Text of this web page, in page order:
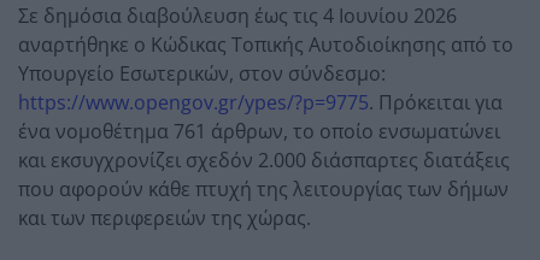
Σε δημόσια διαβούλευση έως τις 4 Ιουνίου 2026
αναρτήθηκε ο Κώδικας Τοπικής Αυτοδιοίκησης από το
Υπουργείο Εσωτερικών, στον σύνδεσμο:
https://www.opengov.gr/ypes/?p=9775. Πρόκειται για
ένα νομοθέτημα 761 άρθρων, το οποίο ενσωματώνει
και εκσυγχρονίζει σχεδόν 2.000 διάσπαρτες διατάξεις
που αφορούν κάθε πτυχή της λειτουργίας των δήμων
και των περιφερειών της χώρας.